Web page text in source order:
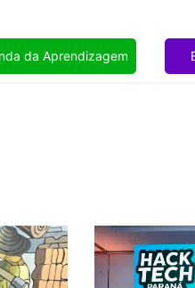
da Aprendizagem